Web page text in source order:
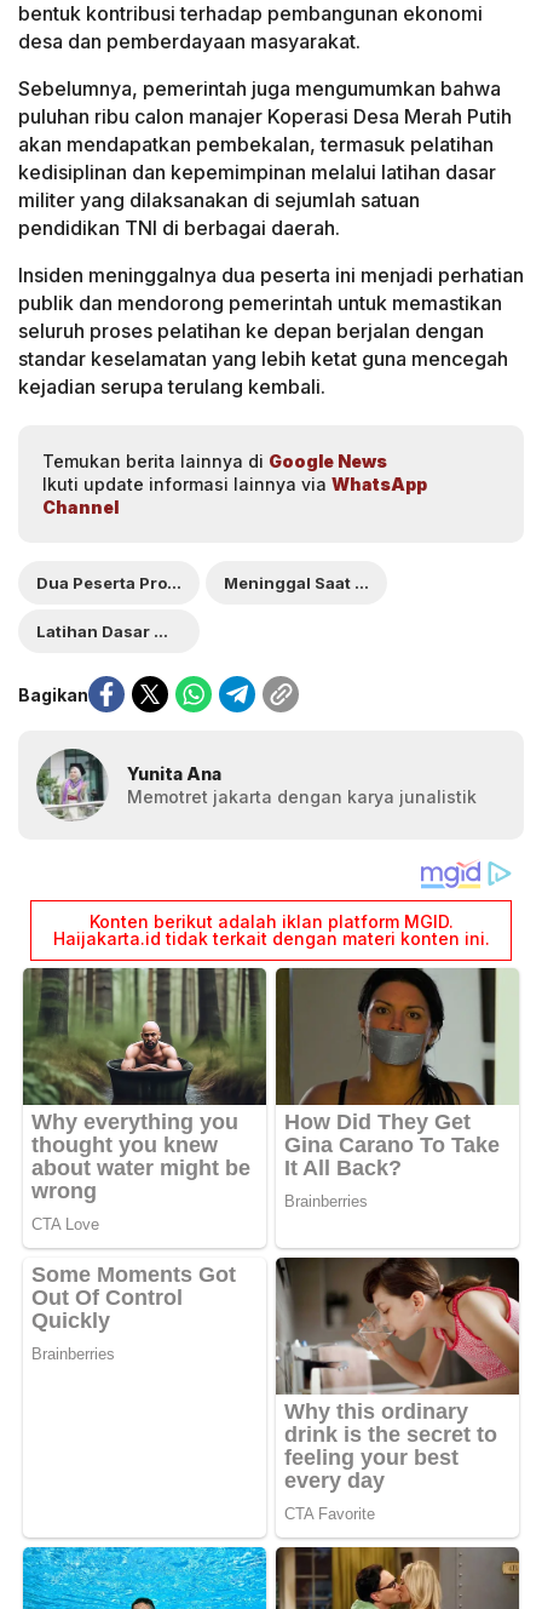
bentuk kontribusi terhadap pembangunan ekonomi
desa dan pemberdayaan masyarakat.
Sebelumnya, pemerintah juga mengumumkan bahwa
puluhan ribu calon manajer Koperasi Desa Merah Putih
akan mendapatkan pembekalan, termasuk pelatihan
kedisiplinan dan kepemimpinan melalui latihan dasar
militer yang dilaksanakan di sejumlah satuan
pendidikan TNI di berbagai daerah.
Insiden meninggalnya dua peserta ini menjadi perhatian
publik dan mendorong pemerintah untuk memastikan
seluruh proses pelatihan ke depan berjalan dengan
standar keselamatan yang lebih ketat guna mencegah
kejadian serupa terulang kembali.
Temukan berita lainnya di Google News
Ikuti update informasi lainnya via WhatsApp
Channel
Dua Peserta Program SPPI Meninggal Saat Mengikuti
Latihan Dasar Militer
Bagikan
Yunita Ana
Memotret jakarta dengan karya junalistik